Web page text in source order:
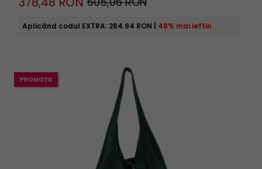
Aplicând codul EXTRA: 264.94 RON 48% mai ieftin
PROMOȚIE